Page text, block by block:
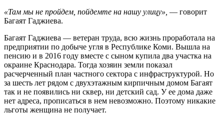
«Там мы не пройдем, пойдемте на нашу улицу», — говорит
Багаят Гаджиева.
Багаят Гаджиева — ветеран труда, всю жизнь проработала на
предприятии по добыче угля в Республике Коми. Вышла на
пенсию и в 2016 году вместе с сыном купила два участка на
окраине Краснодара. Тогда хозяин земли показал
расчерченный план частного сектора с инфраструктурой. Но
за шесть лет рядом с двухэтажным кирпичным домом Багаят
так и не появились ни сквер, ни детский сад. У ее дома даже
нет адреса, прописаться в нем невозможно. Поэтому никакие
льготы женщина не получает.